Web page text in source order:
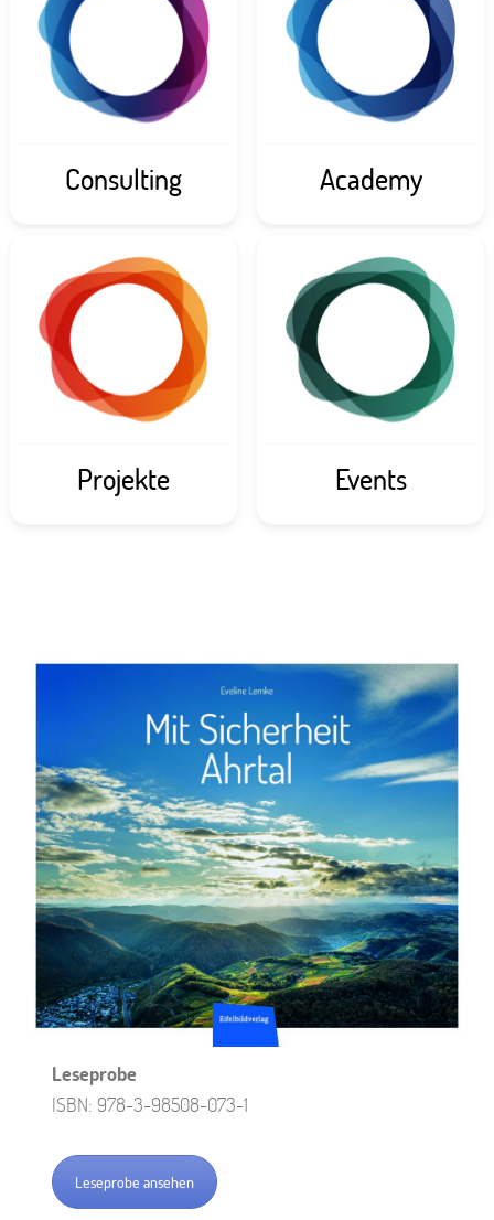
Consulting Academy
Projekte Events
Leseprobe
ISBN: 978-3-98508-073-1
Leseprobe ansehen